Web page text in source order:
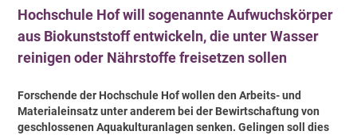
Hochschule Hof will sogenannte Aufwuchskörper
aus Biokunststoff entwickeln, die unter Wasser
reinigen oder Nährstoffe freisetzen sollen
Forschende der Hochschule Hof wollen den Arbeits- und
Materialeinsatz unter anderem bei der Bewirtschaftung von
geschlossenen Aquakulturanlagen senken. Gelingen soll dies